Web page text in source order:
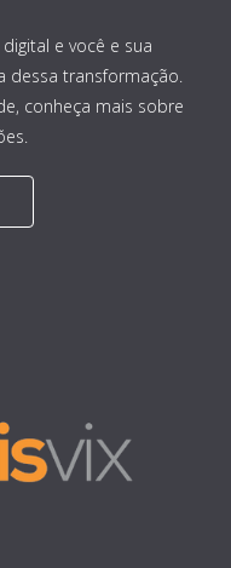
e você e sua
transformação.
conheça mais sobre